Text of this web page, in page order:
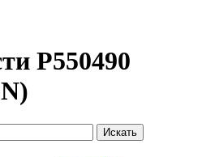
P550490